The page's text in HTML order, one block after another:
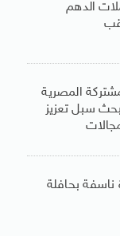
الدهم
المصرية
سبل تعزيز
بحافلة